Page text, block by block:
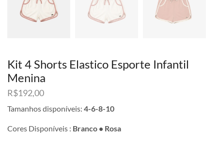
Kit 4 Shorts Elastico Esporte Infantil
Menina
R$192,00
Tamanhos disponíveis: 4-6-8-10
Cores Disponíveis : Branco • Rosa